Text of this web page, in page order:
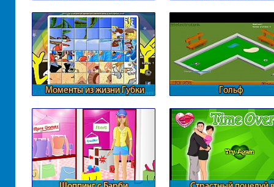
Моменты из жизни Губки
Гольф